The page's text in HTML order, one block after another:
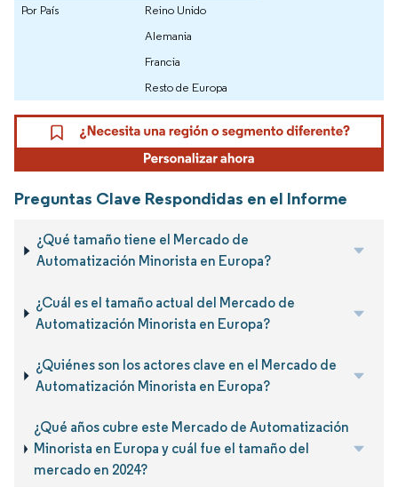
Por País
Reino Unido
Alemania
Francia
Resto de Europa
Preguntas Clave Respondidas en el Informe
¿Qué tamaño tiene el Mercado de
Automatización Minorista en Europa?
¿Cuál es el tamaño actual del Mercado de
Automatización Minorista en Europa?
¿Quiénes son los actores clave en el Mercado de
Automatización Minorista en Europa?
¿Qué años cubre este Mercado de Automatización
Minorista en Europa y cuál fue el tamaño del
mercado en 2024?